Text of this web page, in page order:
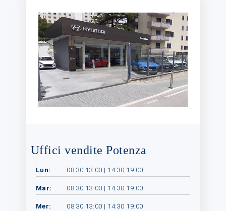
Uffici vendite Potenza
Lun: 08:30 13:00 | 14:30 19:00
Mar: 08:30 13:00 | 14:30 19:00
Mer: 08:30 13:00 | 14:30 19:00